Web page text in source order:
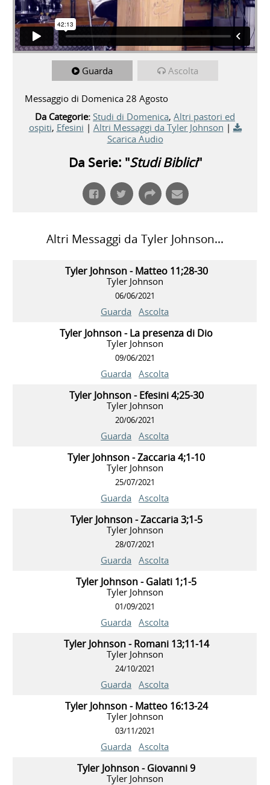
Guarda Ascolta
Messaggio di Domenica 28 Agosto
Da Categorie: Studi di Domenica, Altri pastori ed
ospiti, Efesini | Altri Messaggi da Tyler Johnson |
Scarica Audio
Da Serie: "Studi Biblici"
Altri Messaggi da Tyler Johnson...
Tyler Johnson - Matteo 11;28-30
Tyler Johnson
06/06/2021
Guarda Ascolta
Tyler Johnson - La presenza di Dio
Tyler Johnson
09/06/2021
Guarda Ascolta
Tyler Johnson - Efesini 4;25-30
Tyler Johnson
20/06/2021
Guarda Ascolta
Tyler Johnson - Zaccaria 4;1-10
Tyler Johnson
25/07/2021
Guarda Ascolta
Tyler Johnson - Zaccaria 3;1-5
Tyler Johnson
28/07/2021
Guarda Ascolta
Tyler Johnson - Galati 1;1-5
Tyler Johnson
01/09/2021
Guarda Ascolta
Tyler Johnson - Romani 13;11-14
Tyler Johnson
24/10/2021
Guarda Ascolta
Tyler Johnson - Matteo 16:13-24
Tyler Johnson
03/11/2021
Guarda Ascolta
Tyler Johnson - Giovanni 9
Tyler Johnson